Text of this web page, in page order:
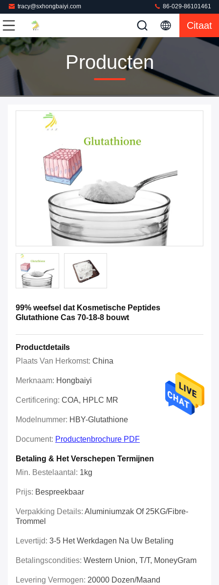
tracy@sxhongbaiyi.com 86-029-86101461
Citaat
Producten
99% weefsel dat Kosmetische Peptides
Glutathione Cas 70-18-8 bouwt
Productdetails
Plaats Van Herkomst: China
Merknaam: Hongbaiyi
Certificering: COA, HPLC MR
Modelnummer: HBY-Glutathione
Document: Productenbrochure PDF
Betaling & Het Verschepen Termijnen
Min. Bestelaantal: 1kg
Prijs: Bespreekbaar
Verpakking Details: Aluminiumzak Of 25KG/Fibre-
Trommel
Levertijd: 3-5 Het Werkdagen Na Uw Betaling
Betalingscondities: Western Union, T/T, MoneyGram
Levering Vermogen: 20000 Dozen/Maand